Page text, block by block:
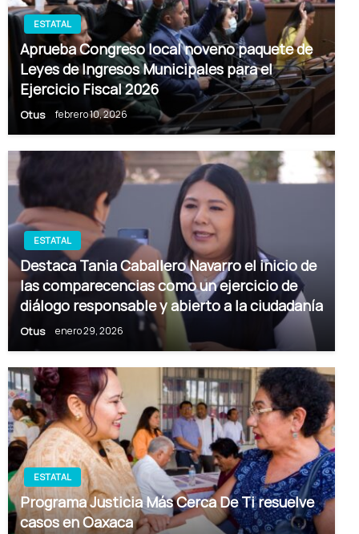
ESTATAL
Aprueba Congreso local noveno paquete de
Leyes de Ingresos Municipales para el
Ejercicio Fiscal 2026
Otus febrero 10, 2026
ESTATAL
Destaca Tania Caballero Navarro el inicio de
las comparecencias como un ejercicio de
diálogo responsable y abierto a la ciudadanía
Otus enero 29, 2026
ESTATAL
Programa Justicia Más Cerca De Ti resuelve
casos en Oaxaca